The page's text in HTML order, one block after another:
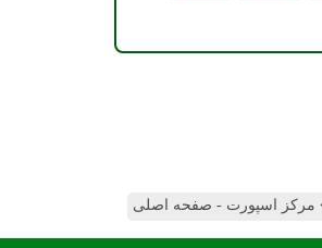
مرکز اسپورت - صفحه اصلی